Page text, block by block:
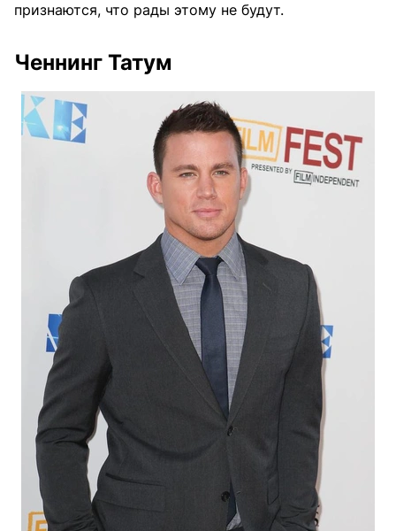
признаются, что рады этому не будут.
Ченнинг Татум